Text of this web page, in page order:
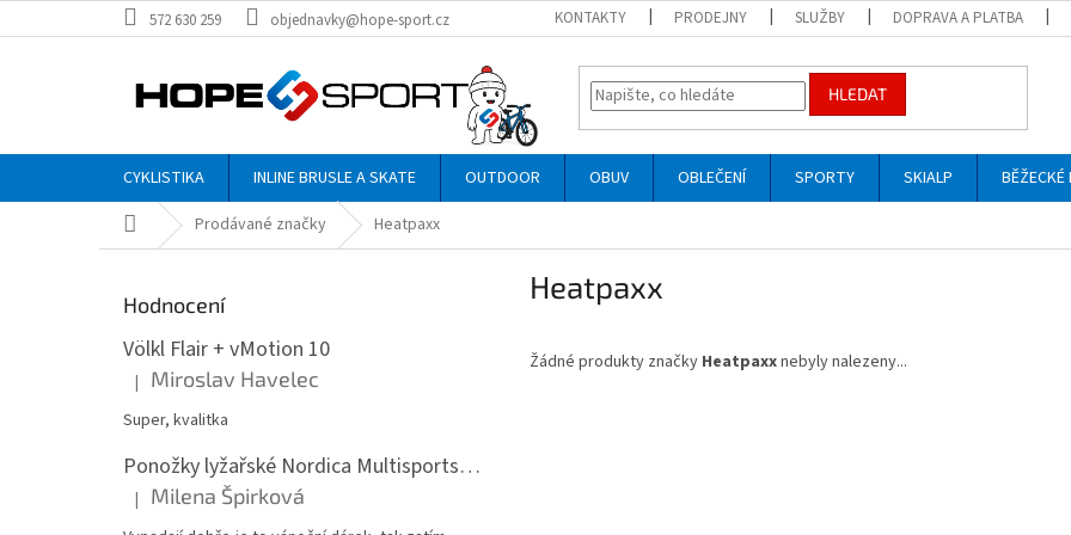
na
572 630 259 objednavky@hope-sport.cz KONTAKTY PRODEJNY SLUŽBY DOPRAVA A PLATBA
HLEDAT
CYKLISTIKA INLINE BRUSLE A SKATE OUTDOOR OBUV OBLEČENÍ SPORTY SKIALP BĚŽECKÉ
Domů Prodávané značky Heatpaxx
Hodnocení
Völkl Flair + vMotion 10
Hodnocení produktu je 5 z 5 hvězdiček.
| Miroslav Havelec
Super, kvalitka
Ponožky lyžařské Nordica Multisports Winter dvojbalení
Hodnocení produktu je 5 z 5 hvězdiček.
| Milena Špirková
Heatpaxx
Žádné produkty značky Heatpaxxnebyly nalezeny...